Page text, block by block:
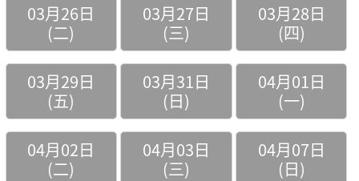
03月26日
(二)
03月27日
(三)
03月28日
(四)
03月29日
(五)
03月31日
(日)
04月01日
(一)
04月02日
(二)
04月03日
(三)
04月07日
(日)